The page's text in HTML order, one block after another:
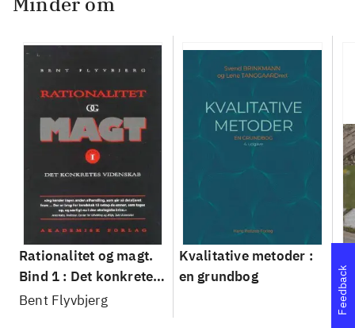
Rationalitet og magt.
Bind 1 : Det konkretes
videnskab
Bent Flyvbjerg
Kvalitative metoder :
en grundbog
Feedback